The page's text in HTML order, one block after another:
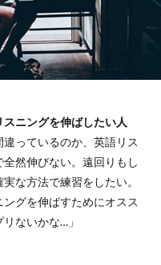
ニングを伸ばしたい人
違っているのか、英語リス
全然伸びない。遠回りもし
な方法で練習をしたい。
グを伸ばすためにオスス
ないかな…」